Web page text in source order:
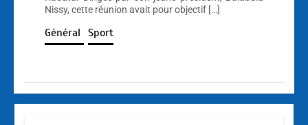
Nissy, cette réunion avait pour objectif […]
Général Sport